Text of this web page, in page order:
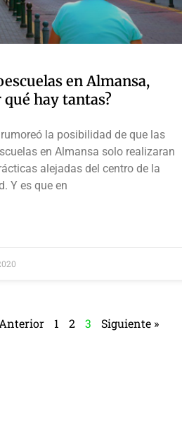
en Almansa,
qué hay tantas?
rumoreó la posibilidad de que las
en Almansa solo realizaran
alejadas del centro de la
Y es que en
1 2 3 Siguiente »